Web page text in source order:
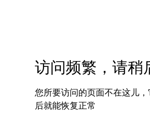
访问频繁，请稍
您所要访问的页面不在这儿
后就能恢复正常